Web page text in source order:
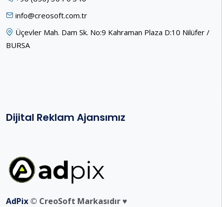
info@creosoft.com.tr
Üçevler Mah. Dam Sk. No:9 Kahraman Plaza D:10 Nilüfer /
BURSA
Dijital Reklam Ajansımız
AdPix © CreoSoft Markasıdır ♥️